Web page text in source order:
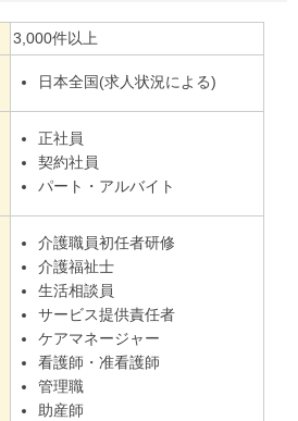
3,000件以上
日本全国(求人状況による)
正社員
契約社員
パート・アルバイト
介護職員初任者研修
介護福祉士
生活相談員
サービス提供責任者
ケアマネージャー
看護師・准看護師
管理職
助産師